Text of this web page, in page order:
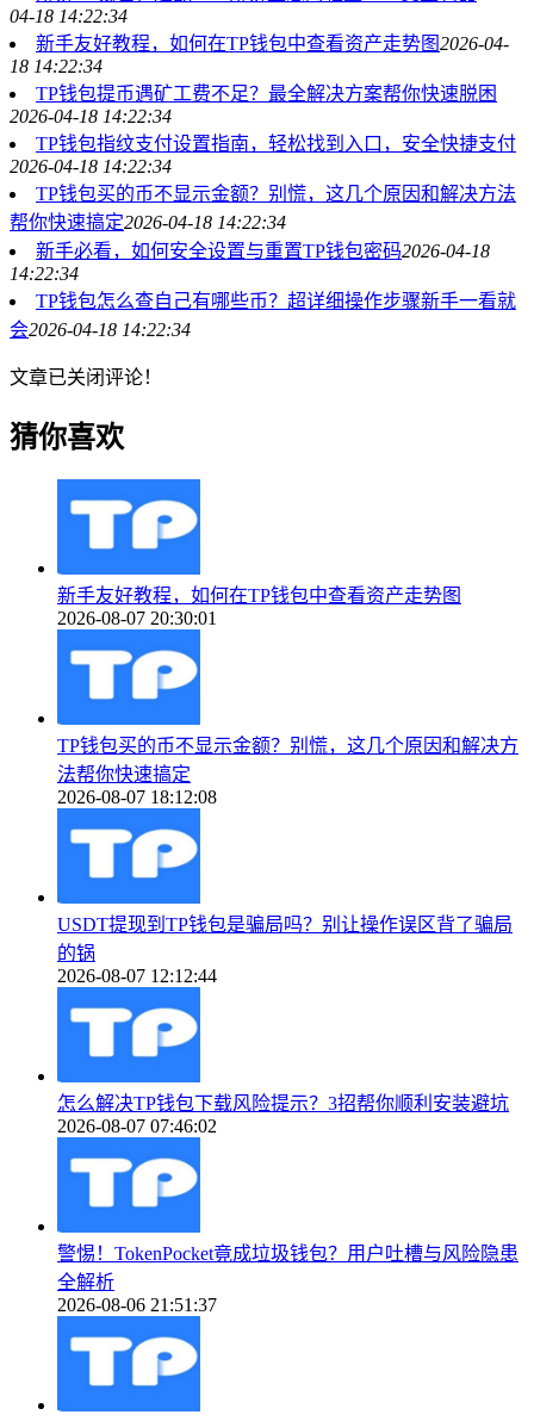
04-18 14:22:34
新手友好教程，如何在TP钱包中查看资产走势图2026-04-
18 14:22:34
TP钱包提币遇矿工费不足？最全解决方案帮你快速脱困
2026-04-18 14:22:34
TP钱包指纹支付设置指南，轻松找到入口，安全快捷支付
2026-04-18 14:22:34
TP钱包买的币不显示金额？别慌，这几个原因和解决方法
帮你快速搞定2026-04-18 14:22:34
新手必看，如何安全设置与重置TP钱包密码2026-04-18
14:22:34
TP钱包怎么查自己有哪些币？超详细操作步骤新手一看就
会2026-04-18 14:22:34
文章已关闭评论！
猜你喜欢
新手友好教程，如何在TP钱包中查看资产走势图
2026-08-07 20:30:01
TP钱包买的币不显示金额？别慌，这几个原因和解决方
法帮你快速搞定
2026-08-07 18:12:08
USDT提现到TP钱包是骗局吗？别让操作误区背了骗局
的锅
2026-08-07 12:12:44
怎么解决TP钱包下载风险提示？3招帮你顺利安装避坑
2026-08-07 07:46:02
警惕！TokenPocket竟成垃圾钱包？用户吐槽与风险隐患
全解析
2026-08-06 21:51:37